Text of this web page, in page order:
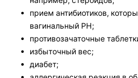
прием антибиотиков,
вагинальный PH;
противозачаточные
избыточный вес;
диабет;